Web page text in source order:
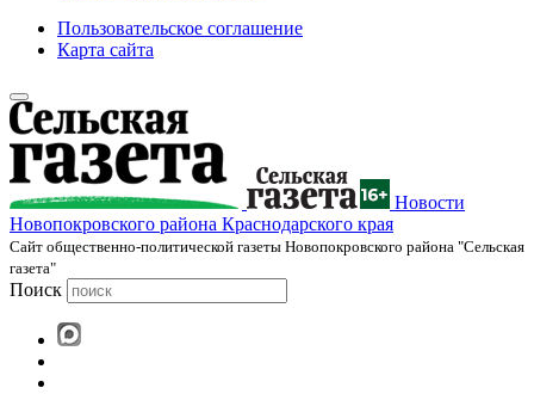
Пользовательское соглашение
Карта сайта
Новости
Новопокровского района Краснодарского края
Cайт общественно-политической газеты Новопокровского района "Сельская
газета"
Поиск